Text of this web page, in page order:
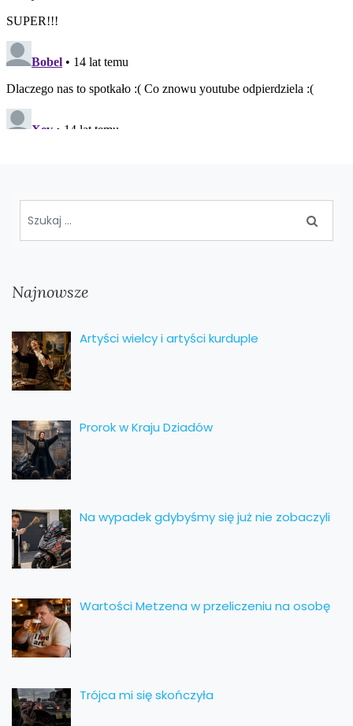
Najnowsze
Artyści wielcy i artyści kurduple
Prorok w Kraju Dziadów
Na wypadek gdybyśmy się już nie zobaczyli
Wartości Metzena w przeliczeniu na osobę
Trójca mi się skończyła